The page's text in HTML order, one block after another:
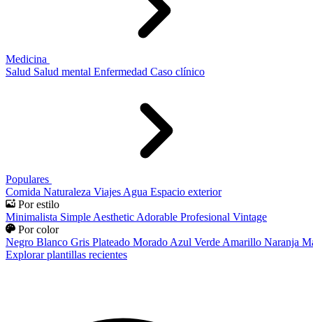
Medicina
Salud Salud mental Enfermedad Caso clínico
Populares
Comida Naturaleza Viajes Agua Espacio exterior
Por estilo
Minimalista Simple Aesthetic Adorable Profesional Vintage
Por color
Negro Blanco Gris Plateado Morado Azul Verde Amarillo Naranja
Explorar plantillas recientes